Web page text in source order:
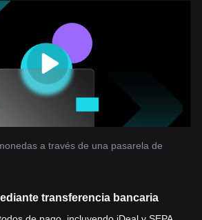
a través de una pasarela de
transferencia bancaria